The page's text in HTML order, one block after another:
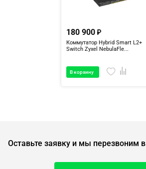
180 900
Коммутатор Hybrid Smart L2+
Switch Zyxel NebulaFle...
В корзину
Оставьте заявку и мы перезвоним